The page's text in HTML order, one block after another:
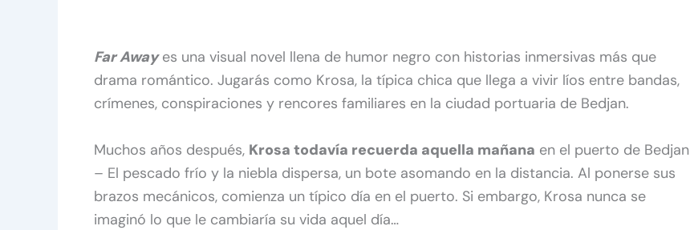
Far Awayes una visual novel llena de humor negro con historias inmersivas más que
drama romántico. Jugarás como Krosa, la típica chica que llega a vivir líos entre bandas,
crímenes, conspiraciones y rencores familiares en la ciudad portuaria de Bedjan.
Muchos años después, Krosa todavía recuerda aquella mañana en el puerto de Bedjan
– El pescado frío y la niebla dispersa, un bote asomando en la distancia. Al ponerse sus
brazos mecánicos, comienza un típico día en el puerto. Si embargo, Krosa nunca se
imaginó lo que le cambiaría su vida aquel día…